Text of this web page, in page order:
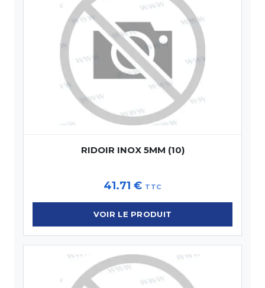
RIDOIR INOX 5MM (10)
41.71€ TTC
VOIR LE PRODUIT